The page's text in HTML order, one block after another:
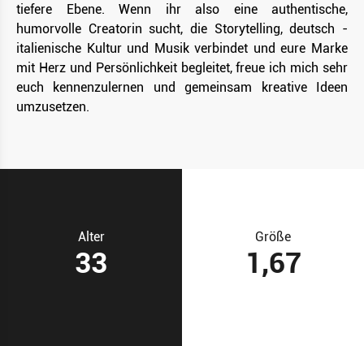
tiefere Ebene. Wenn ihr also eine authentische,
humorvolle Creatorin sucht, die Storytelling, deutsch -
italienische Kultur und Musik verbindet und eure Marke
mit Herz und Persönlichkeit begleitet, freue ich mich sehr
euch kennenzulernen und gemeinsam kreative Ideen
umzusetzen.
Alter
33
Größe
1,67